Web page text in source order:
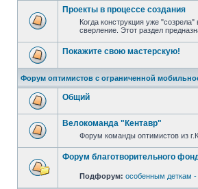
Проекты в процессе создания
Когда конструкция уже
сверление. Этот раздел
Покажите свою мастерскую!
Форум оптимистов с ограниченной
Общий
Велокоманда "Кентавр"
Форум команды оптимистов из
Форум благотворительного
Подфорум: особенным деткам